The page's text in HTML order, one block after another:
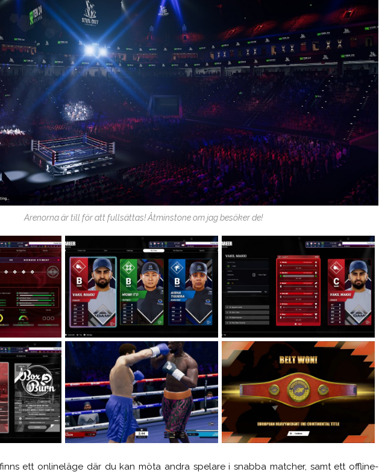
Arenorna är till för att fullsättas! Åtminstone om jag besöker de!
ett onlineläge där du kan möta andra spelare i snabba matcher, samt ett offline-